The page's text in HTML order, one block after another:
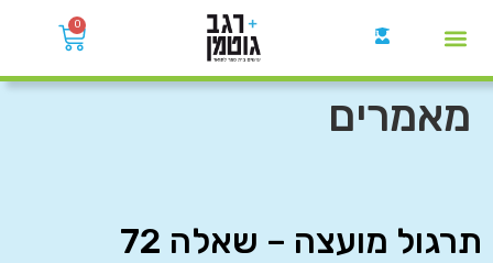
0
מאמרים
תרגול מועצה – שאלה 72